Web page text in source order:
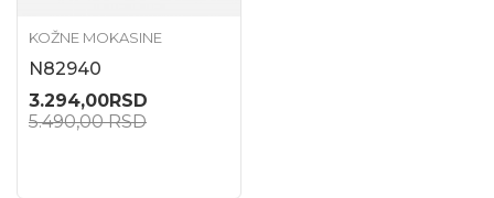
KOŽNE MOKASINE
N82940
3.294,00RSD
5.490,00RSD